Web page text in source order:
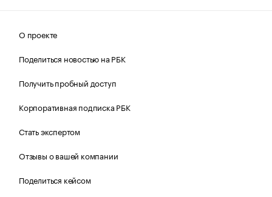
О проекте
Поделиться новостью на РБК
Получить пробный доступ
Корпоративная подписка РБК
Стать экспертом
Отзывы о вашей компании
Поделиться кейсом